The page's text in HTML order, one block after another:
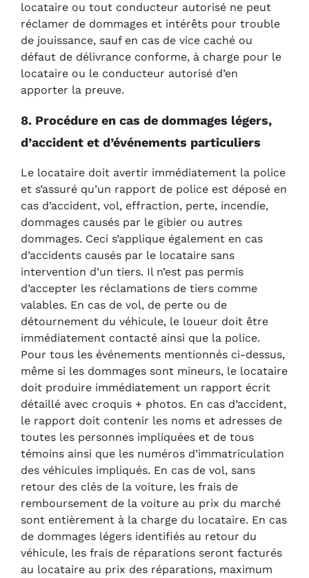
locataire ou tout conducteur autorisé ne peut
réclamer de dommages et intérêts pour trouble
de jouissance, sauf en cas de vice caché ou
défaut de délivrance conforme, à charge pour le
locataire ou le conducteur autorisé d’en
apporter la preuve.
8. Procédure en cas de dommages légers,
d’accident et d’événements particuliers
Le locataire doit avertir immédiatement la police
et s’assuré qu’un rapport de police est déposé en
cas d’accident, vol, effraction, perte, incendie,
dommages causés par le gibier ou autres
dommages. Ceci s’applique également en cas
d’accidents causés par le locataire sans
intervention d’un tiers. Il n’est pas permis
d’accepter les réclamations de tiers comme
valables. En cas de vol, de perte ou de
détournement du véhicule, le loueur doit être
immédiatement contacté ainsi que la police.
Pour tous les événements mentionnés ci-dessus,
même si les dommages sont mineurs, le locataire
doit produire immédiatement un rapport écrit
détaillé avec croquis + photos. En cas d’accident,
le rapport doit contenir les noms et adresses de
toutes les personnes impliquées et de tous
témoins ainsi que les numéros d’immatriculation
des véhicules impliqués. En cas de vol, sans
retour des clés de la voiture, les frais de
remboursement de la voiture au prix du marché
sont entièrement à la charge du locataire. En cas
de dommages légers identifiés au retour du
véhicule, les frais de réparations seront facturés
au locataire au prix des réparations, maximum